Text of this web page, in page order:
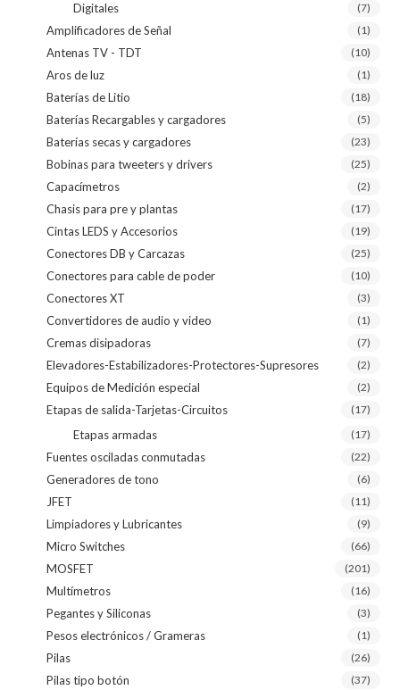
Digitales (7)
Amplificadores de Señal (1)
Antenas TV - TDT (10)
Aros de luz (1)
Baterías de Litio (18)
Baterías Recargables y cargadores (5)
Baterías secas y cargadores (23)
Bobinas para tweeters y drivers (25)
Capacímetros (2)
Chasis para pre y plantas (17)
Cintas LEDS y Accesorios (19)
Conectores DB y Carcazas (25)
Conectores para cable de poder (10)
Conectores XT (3)
Convertidores de audio y video (1)
Cremas disipadoras (7)
Elevadores-Estabilizadores-Protectores-Supresores (2)
Equipos de Medición especial (2)
Etapas de salida-Tarjetas-Circuitos (17)
Etapas armadas (17)
Fuentes osciladas conmutadas (22)
Generadores de tono (6)
JFET (11)
Limpiadores y Lubricantes (9)
Micro Switches (66)
MOSFET (201)
Multímetros (16)
Pegantes y Siliconas (3)
Pesos electrónicos / Grameras (1)
Pilas (26)
Pilas tipo botón (37)